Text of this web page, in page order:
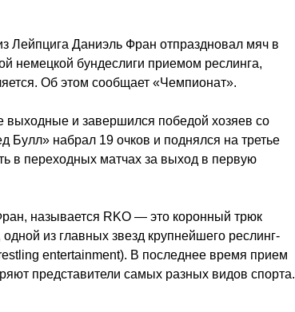
Лейпцига Даниэль Фран отпраздновал мяч в
немецкой бундеслиги приемом реслинга,
Об этом сообщает «Чемпионат».
и завершился победой хозяев со
Булл» набрал 19 очков и поднялся на третье
в переходных матчах за выход в первую
называется RKO — это коронный трюк
из главных звезд крупнейшего реслинг-
entertainment). В последнее время прием
представители самых разных видов спорта.